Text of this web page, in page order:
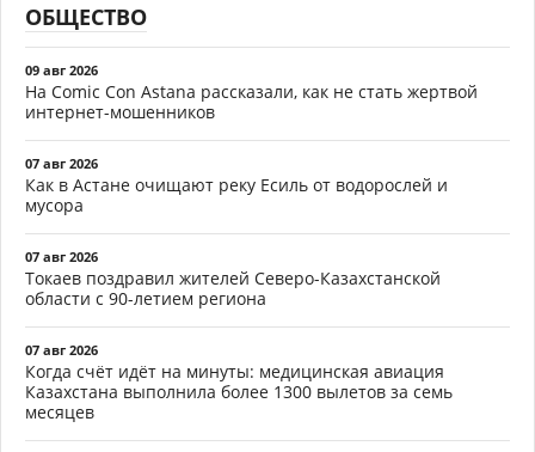
ОБЩЕСТВО
09 авг 2026
На Comic Con Astana рассказали, как не стать жертвой
интернет-мошенников
07 авг 2026
Как в Астане очищают реку Есиль от водорослей и
мусора
07 авг 2026
Токаев поздравил жителей Северо-Казахстанской
области с 90-летием региона
07 авг 2026
Когда счёт идёт на минуты: медицинская авиация
Казахстана выполнила более 1300 вылетов за семь
месяцев